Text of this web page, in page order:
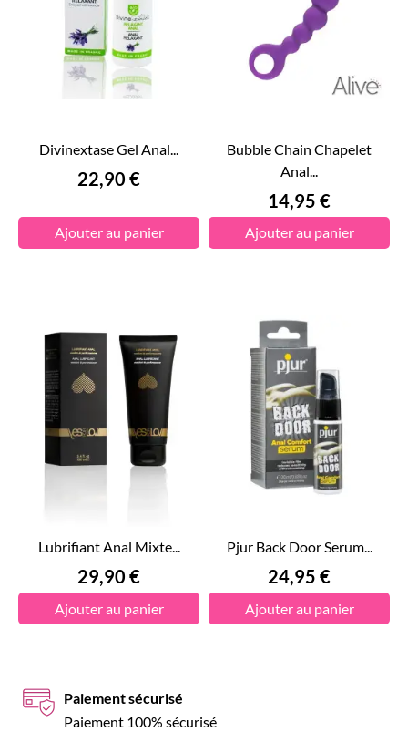
Divinextase Gel Anal...
Prix
22,90 €
Ajouter au panier
Bubble Chain Chapelet
Anal...
Prix
14,95 €
Ajouter au panier
Lubrifiant Anal Mixte...
Prix
29,90 €
Ajouter au panier
Pjur Back Door Serum...
Prix
24,95 €
Ajouter au panier
Paiement sécurisé
Paiement 100% sécurisé